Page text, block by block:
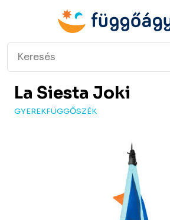
La Siesta Joki
GYEREKFÜGGŐSZÉK